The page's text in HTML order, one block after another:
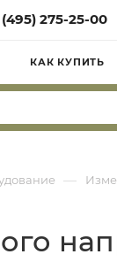
(495) 275-25-00
КАК КУПИТЬ
—